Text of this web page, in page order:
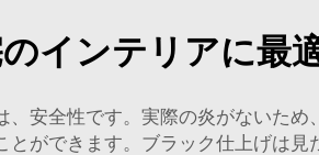
インテリアに最
安全性です。実際の炎がないた
ができます。ブラック仕上げは